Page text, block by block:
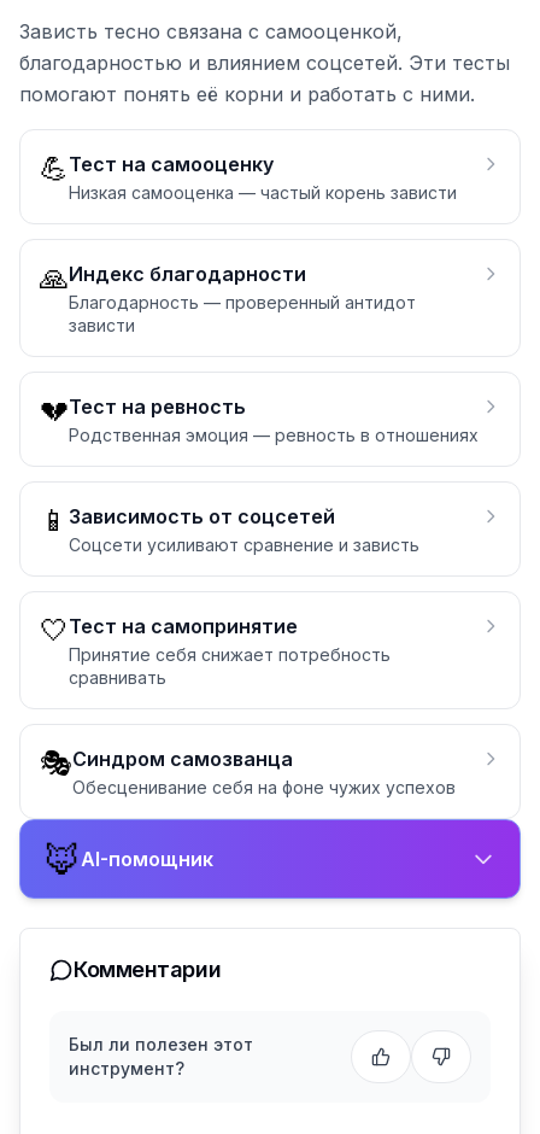
Зависть тесно связана с самооценкой,
благодарностью и влиянием соцсетей. Эти тесты
помогают понять её корни и работать с ними.
💪 Тест на самооценку
Низкая самооценка — частый корень зависти
🙏Индекс благодарности
Благодарность — проверенный антидот
зависти
💔Тест на ревность
Родственная эмоция — ревность в отношениях
📱 Зависимость от соцсетей
Соцсети усиливают сравнение и зависть
🤍 Тест на самопринятие
Принятие себя снижает потребность
сравнивать
🎭Синдром самозванца
Обесценивание себя на фоне чужих успехов
🦊AI-помощник
Комментарии
Был ли полезен этот
инструмент?